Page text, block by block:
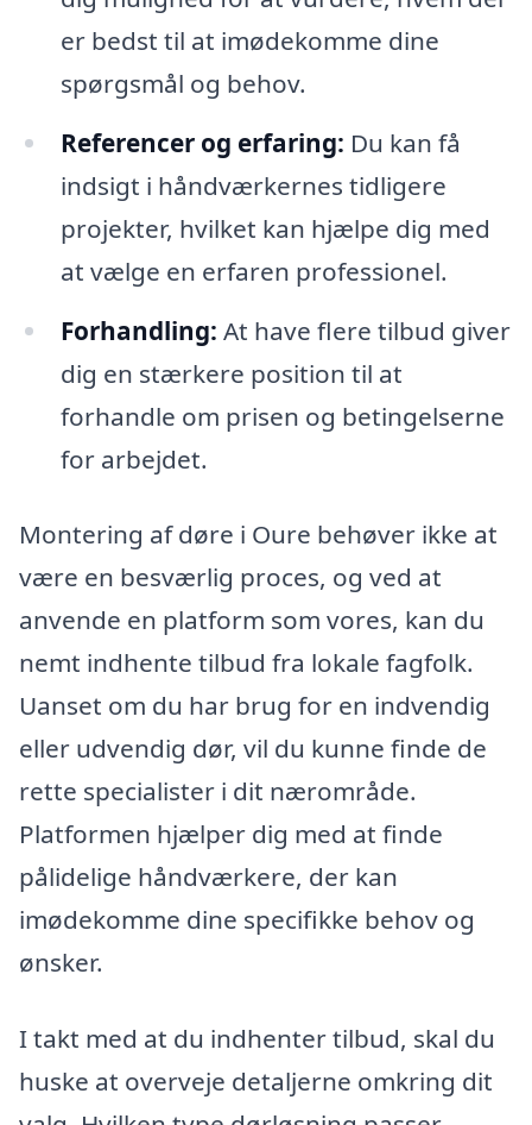
er bedst til at imødekomme dine
spørgsmål og behov.
Referencer og erfaring: Du kan få
indsigt i håndværkernes tidligere
projekter, hvilket kan hjælpe dig med
at vælge en erfaren professionel.
Forhandling: At have flere tilbud giver
dig en stærkere position til at
forhandle om prisen og betingelserne
for arbejdet.
Montering af døre i Oure behøver ikke at
være en besværlig proces, og ved at
anvende en platform som vores, kan du
nemt indhente tilbud fra lokale fagfolk.
Uanset om du har brug for en indvendig
eller udvendig dør, vil du kunne finde de
rette specialister i dit nærområde.
Platformen hjælper dig med at finde
pålidelige håndværkere, der kan
imødekomme dine specifikke behov og
ønsker.
I takt med at du indhenter tilbud, skal du
huske at overveje detaljerne omkring dit